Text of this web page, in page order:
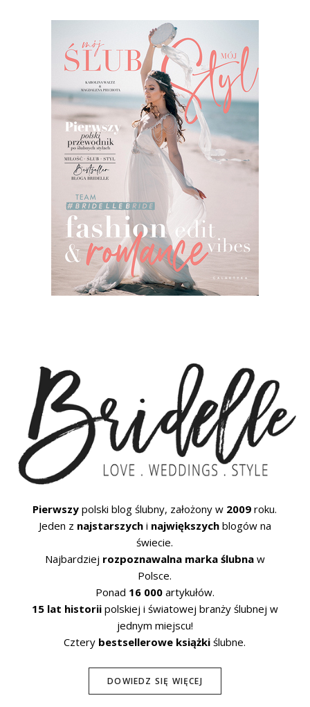
Pierwszy polski blog ślubny, założony w 2009 roku.
Jeden z najstarszychi największychblogów na
świecie.
Najbardziej rozpoznawalna marka ślubnaw
Polsce.
Ponad 16 000artykułów.
15 lat historiipolskiej i światowej branży ślubnej w
jednym miejscu!
Cztery bestsellerowe książki ślubne.
DOWIEDZ SIĘ WIĘCEJ